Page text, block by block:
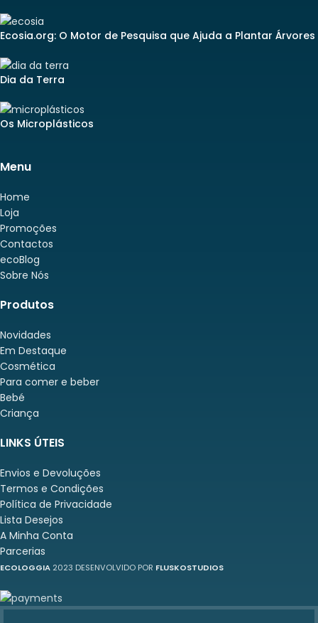
Ecosia.org: O Motor de Pesquisa que Ajuda a Plantar Árvores
Dia da Terra
Os Microplásticos
Menu
Home
Loja
Promoções
Contactos
ecoBlog
Sobre Nós
Produtos
Novidades
Em Destaque
Cosmética
Para comer e beber
Bebé
Criança
LINKS ÚTEIS
Envios e Devoluções
Termos e Condições
Política de Privacidade
Lista Desejos
A Minha Conta
Parcerias
ECOLOGGIA 2023 DESENVOLVIDO POR FLUSKOSTUDIOS